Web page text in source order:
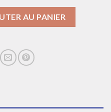
AU PANIER